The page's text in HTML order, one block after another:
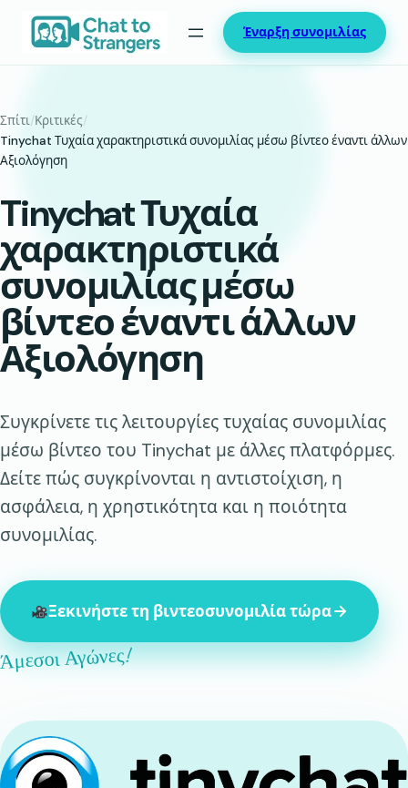
Μετάβαση
περιεχόμενο
Έναρξη συνομιλίας
Σπίτι/Κριτικές/
Tinychat Τυχαία χαρακτηριστικά συνομιλίας μέσω βίντεο έναντι άλλων
Αξιολόγηση
Tinychat Τυχαία
χαρακτηριστικά
συνομιλίας μέσω
βίντεο έναντι άλλων
Αξιολόγηση
Συγκρίνετε τις λειτουργίες τυχαίας συνομιλίας
μέσω βίντεο του Tinychat με άλλες πλατφόρμες.
Δείτε πώς συγκρίνονται η αντιστοίχιση, η
ασφάλεια, η χρηστικότητα και η ποιότητα
συνομιλίας.
Ξεκινήστε τη βιντεοσυνομιλία τώρα
Άμεσοι Αγώνες!